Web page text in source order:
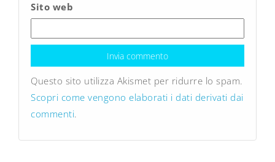
Sito web
Questo sito utilizza Akismet per ridurre lo spam.
Scopri come vengono elaborati i dati derivati dai
commenti.